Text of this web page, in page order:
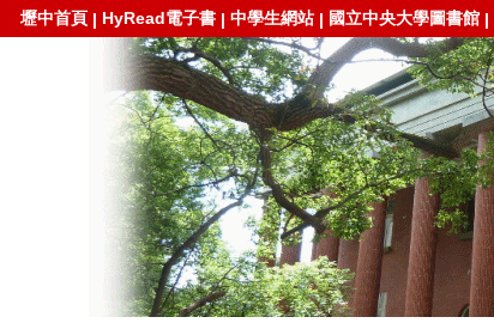
壢中首頁 | HyRead電子書| 中學生網站| 國立中央大學圖書館|